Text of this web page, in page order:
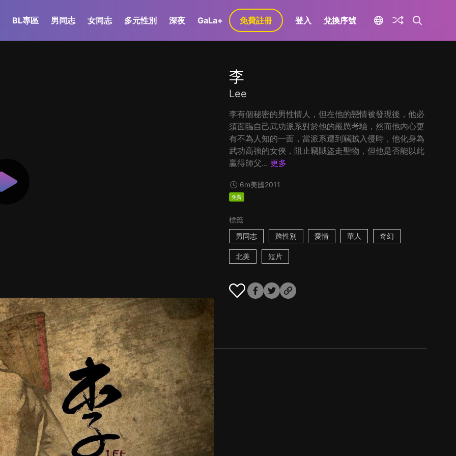
BL專區 男同志 女同志 多元性別 深夜 GaLa+ 免費註冊 登入 兌換序號
李
Lee
李有個秘密的男性情人，但在他的戀情被發現後，他必
須面臨自己武功派系對於他的嚴厲考驗，然而他內心更
有不為人知的一面，當派系遭到竊賊入侵時，他化身為
武功高強的女俠，阻止竊賊盜走聖物，但他是否能以此
贏得師父... 更多
6m美國2011
免費
標籤
男同志
跨性別 愛情 華人 奇幻
北美 短片